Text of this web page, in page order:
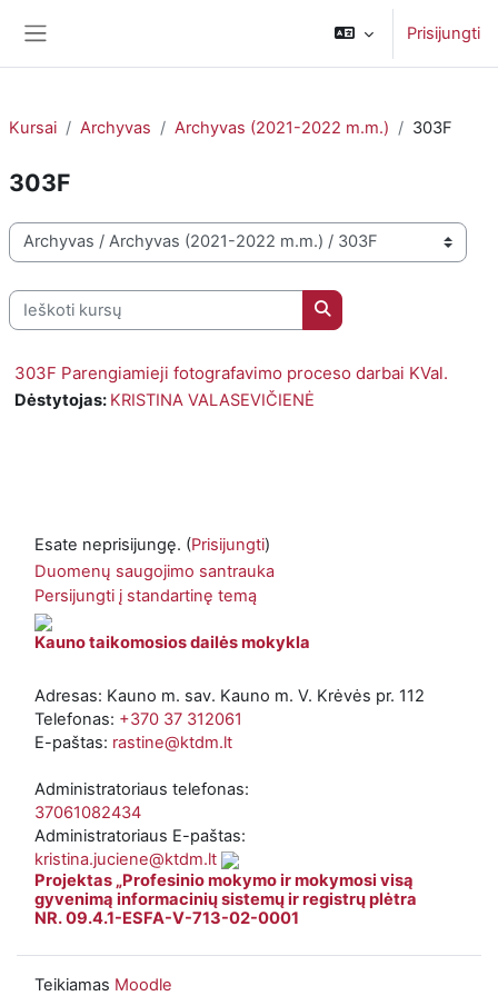
Prisijungti
Kursai Archyvas Archyvas (2021-2022 m.m.) 303F
303F
Kursų kategorijos
Ieškoti kursų
Ieškoti kursų
303F Parengiamieji fotografavimo proceso darbai KVal.
Dėstytojas: KRISTINA VALASEVIČIENĖ
Esate neprisijungę. (Prisijungti)
Duomenų saugojimo santrauka
Persijungti į standartinę temą
Kauno taikomosios dailės mokykla
Adresas: Kauno m. sav. Kauno m. V. Krėvės pr. 112
Telefonas: +370 37 312061
E-paštas: rastine@ktdm.lt
Administratoriaus telefonas:
37061082434
Administratoriaus E-paštas:
kristina.juciene@ktdm.lt
Projektas „Profesinio mokymo ir mokymosi visą
gyvenimą informacinių sistemų ir registrų plėtra
NR. 09.4.1-ESFA-V-713-02-0001
Teikiamas Moodle